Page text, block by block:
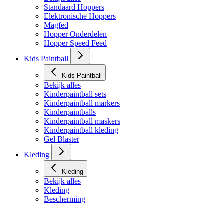
Bekijk alles
Standaard Hoppers
Elektronische Hoppers
Magfed
Hopper Onderdelen
Hopper Speed Feed
Kids Paintball
Kids Paintball
Bekijk alles
Kinderpaintball sets
Kinderpaintball markers
Kinderpaintballs
Kinderpaintball maskers
Kinderpaintball kleding
Gel Blaster
Kleding
Bekijk alles
Kleding